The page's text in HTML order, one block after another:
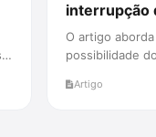
interrupção
O artigo
possibilidade
Artigo